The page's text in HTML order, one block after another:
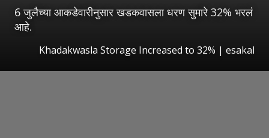
6 जुलैच्या आकडेवारीनुसार खडकवासला धरण सुमारे 32% भरलं
आहे.
Khadakwasla Storage Increased to 32% | esakal